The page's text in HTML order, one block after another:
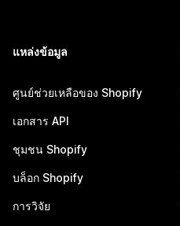
แหล่งข้อมูล
ศูนย์ช่วยเหลือของ Shopify
เอกสาร API
ชุมชน Shopify
บล็อก Shopify
การวิจัย